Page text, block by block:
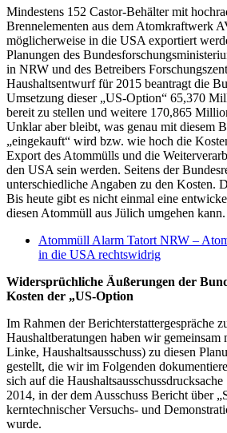
Jülich
in
die
USA
verhindern
Mindestens 152 Castor-Behälter mit
Brennelementen aus dem Atomkraftwerk
möglicherweise in die USA exportiert
Planungen des
in NRW und des Betreibers
Haushaltsentwurf für 2015 beantragt die
Umsetzung dieser „US-Option“ 65,370
bereit zu stellen und weitere 170,865
Unklar aber bleibt, was genau mit diesem
„eingekauft“ wird bzw. wie hoch die
Export des Atommülls und die
den USA sein werden. Seitens der
unterschiedliche Angaben zu den Kosten.
Bis heute gibt es nicht einmal eine
diesen Atommüll aus Jülich umgehen kann.
Atommüll Alarm Tatort NRW –
in die USA rechtswidrig
Widersprüchliche Äußerungen der
Kosten der „US-Option
Im Rahmen der Berichterstattergespräche
Haushaltberatungen haben wir
Linke, Haushaltsausschuss) zu diesen
gestellt, die wir im Folgenden
sich auf die
2014, in der dem Ausschuss Bericht über
kerntechnischer Versuchs- und
wurde.